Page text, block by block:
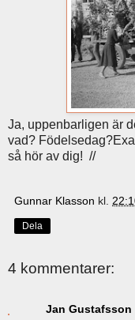
Ja, uppenbarligen är
vad?
så hör av dig! //
Gunnar Klasson kl.
Dela
4 kommentarer:
Jan Gustafsson